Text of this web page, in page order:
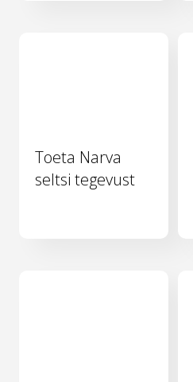
Toeta Narva
seltsi tegevust